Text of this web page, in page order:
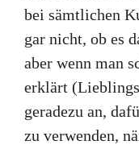
bei sämtlichen
gar nicht, ob es
aber wenn man
erklärt
geradezu an,
zu verwenden,